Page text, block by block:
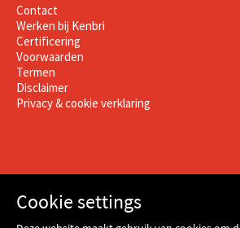
Contact
Werken bij Kenbri
Certificering
Voorwaarden
Termen
Disclaimer
Privacy & cookie verklaring
Cookie settings